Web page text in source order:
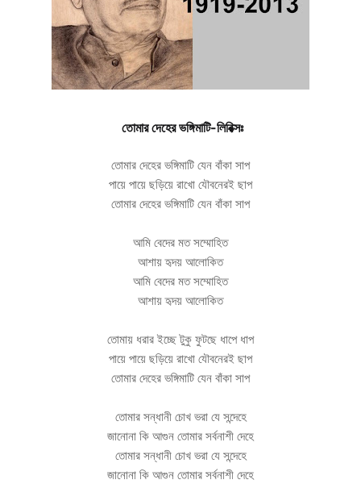
তোমার দেহের ভঙ্গিমাটি-লিরিক্সঃ
তোমার দেহের ভঙ্গিমাটি যেন বাঁকা সাপ
পায়ে পায়ে ছড়িয়ে রাখো যৌবনেরই ছাপ
তোমার দেহের ভঙ্গিমাটি যেন বাঁকা সাপ
আমি বেদের মত সম্মোহিত
আশায় হৃদয় আলোকিত
আমি বেদের মত সম্মোহিত
আশায় হৃদয় আলোকিত
তোমায় ধরার ইচ্ছে টুকু ফুটছে ধাপে ধাপ
পায়ে পায়ে ছড়িয়ে রাখো যৌবনেরই ছাপ
তোমার দেহের ভঙ্গিমাটি যেন বাঁকা সাপ
তোমার সন্ধানী চোখ ভরা যে সন্দেহে
জানোনা কি আগুন তোমার সর্বনাশী দেহে
তোমার সন্ধানী চোখ ভরা যে সন্দেহে
জানোনা কি আগুন তোমার সর্বনাশী দেহে